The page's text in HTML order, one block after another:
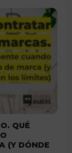
QUÉ
(Y DÓNDE